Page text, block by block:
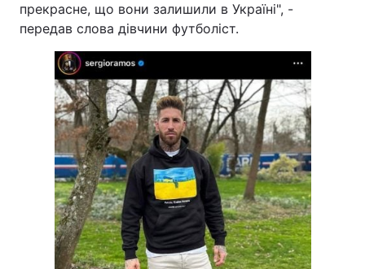
прекрасне, що вони залишили в Україні", -
передав слова дівчини футболіст.